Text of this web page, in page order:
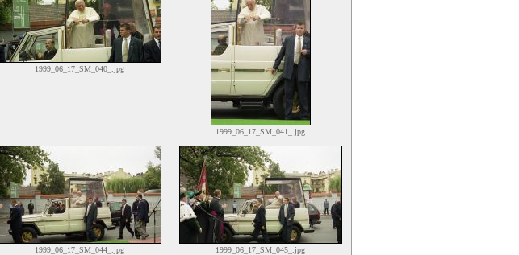
1999_06_17_SM_040_.jpg
1999_06_17_SM_041_.jpg
1999_06_17_SM_044_.jpg 1999_06_17_SM_045_.jpg